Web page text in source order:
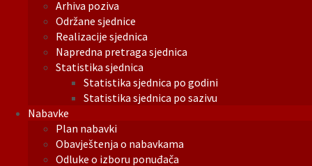
Arhiva poziva
Održane sjednice
Realizacije sjednica
Napredna pretraga sjednica
Statistika sjednica
Statistika sjednica po godini
Statistika sjednica po sazivu
Nabavke
Plan nabavki
Obavještenja o nabavkama
Odluke o izboru ponuđača